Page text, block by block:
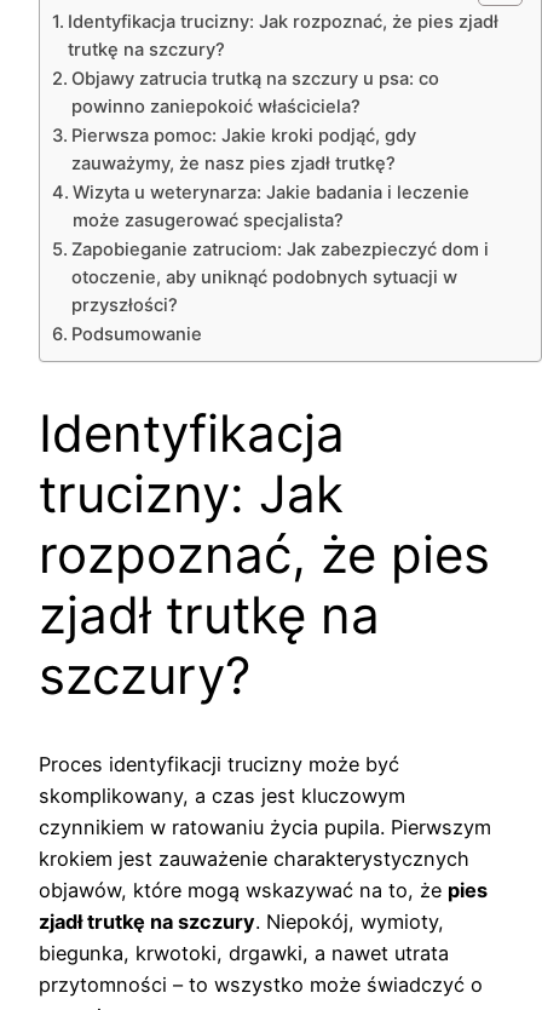
Identyfikacja trucizny: Jak rozpoznać, że pies zjadł
trutkę na szczury?
Objawy zatrucia trutką na szczury u psa: co
powinno zaniepokoić właściciela?
Pierwsza pomoc: Jakie kroki podjąć, gdy
zauważymy, że nasz pies zjadł trutkę?
Wizyta u weterynarza: Jakie badania i leczenie
może zasugerować specjalista?
Zapobieganie zatruciom: Jak zabezpieczyć dom i
otoczenie, aby uniknąć podobnych sytuacji w
przyszłości?
Podsumowanie
Identyfikacja
trucizny: Jak
rozpoznać, że pies
zjadł trutkę na
szczury?
Proces identyfikacji trucizny może być
skomplikowany, a czas jest kluczowym
czynnikiem w ratowaniu życia pupila. Pierwszym
krokiem jest zauważenie charakterystycznych
objawów, które mogą wskazywać na to, że pies
zjadł trutkę na szczury. Niepokój, wymioty,
biegunka, krwotoki, drgawki, a nawet utrata
przytomności – to wszystko może świadczyć o